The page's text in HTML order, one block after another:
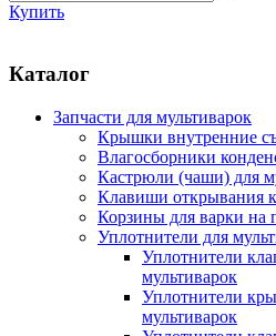
Купить
Каталог
Запчасти для мультиварок
Крышки внутренние
Влагосборники
Кастрюли (чаши) для
Клавиши открывания
Корзины для варки на
Уплотнители для
Уплотнители
мультиварок
Уплотнители
мультиварок